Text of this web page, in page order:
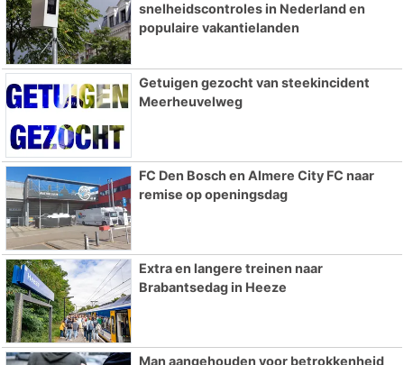
snelheidscontroles in Nederland en
populaire vakantielanden
Getuigen gezocht van steekincident
Meerheuvelweg
FC Den Bosch en Almere City FC naar
remise op openingsdag
Extra en langere treinen naar
Brabantsedag in Heeze
Man aangehouden voor betrokkenheid